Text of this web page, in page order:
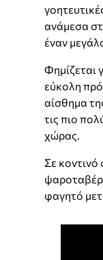
ανάμεσα
έναν
Φημίζεται
εύκολη
αίσθημα
τις πιο
χώρας.
Σε κοντινό
φαγητό